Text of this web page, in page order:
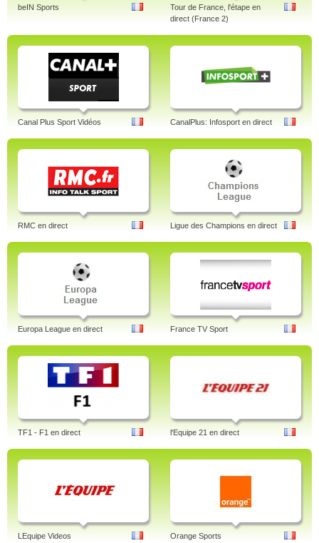
beIN Sports
Tour de France, l'étape en
direct (France 2)
Canal Plus Sport Vidéos CanalPlus: Infosport en direct
RMC en direct Ligue des Champions en direct
Europa League en direct France TV Sport
TF1 - F1 en direct l'Equipe 21 en direct
LEquipe Videos Orange Sports